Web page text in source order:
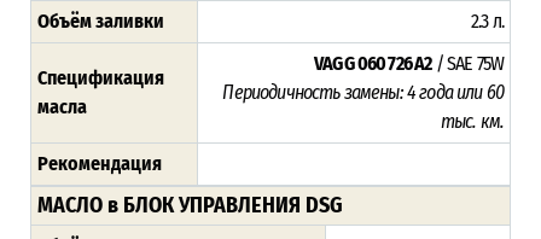
Объём заливки 2.3 л.
Спецификация
масла
VAG G 060 726 A2/ SAE 75W
Периодичность замены: 4 года или 60
тыс. км.
Рекомендация
МАСЛО в БЛОК УПРАВЛЕНИЯ DSG